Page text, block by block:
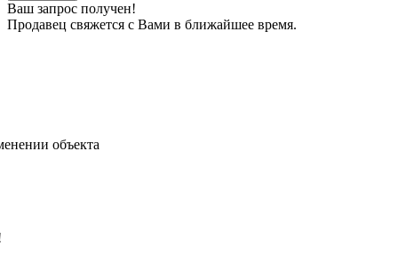
Ваш запрос получен!
Продавец свяжется с Вами в ближайшее время.
объекта